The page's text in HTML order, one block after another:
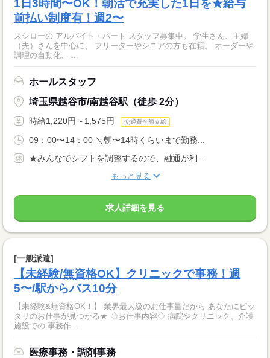
1日3時間〜OK！朝活で充実した1日を★給与
前払い制度有！週2〜
スシローの アルバイト・パート スタッフ募集中。 学生さん、主婦
（夫）さんを中心に、 フリーターやシニアの方も在籍。 オーダーや
調理の自動化、 ...
ホールスタッフ
埼玉県越谷市/南越谷駅（徒歩 2分）
時給1,220円～1,575円 交通費全額支給
09：00〜14：00 ＼朝〜14時くらいまで勤務...
★みんなでシフトを調整するので、融通が利...
もっと見る
求人詳細を見る
[一般派遣]
【未経験/無資格OK】クリニックで事務！週
5〜/駅からバス10分
【未経験&無資格OK！】 業界最大級のお仕事量だから あなたにピッ
タリのお仕事が見つかる★ ◇お仕事内容◇ 病院やクリニック、介護
施設での 事務作...
医療事務・調剤事務